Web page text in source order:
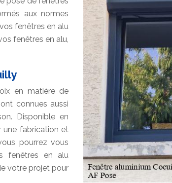
aux normes
fenêtres en alu
fenêtres en alu,
en matière de
connues aussi
Disponible en
une fabrication et
pourrez vous
fenêtres en alu
votre projet pour